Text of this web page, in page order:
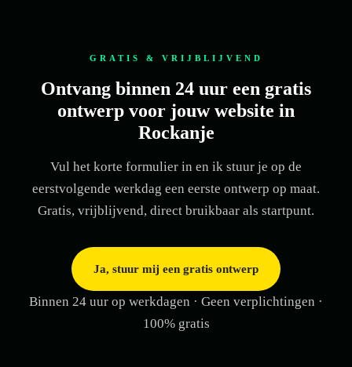
GRATIS & VRIJBLIJVEND
Ontvang binnen 24 uur een gratis
ontwerp voor jouw website in
Rockanje
Vul het korte formulier in en ik stuur je op de
eerstvolgende werkdag een eerste ontwerp op maat.
Gratis, vrijblijvend, direct bruikbaar als startpunt.
Ja, stuur mij een gratis ontwerp
Binnen 24 uur op werkdagen · Geen verplichtingen ·
100% gratis